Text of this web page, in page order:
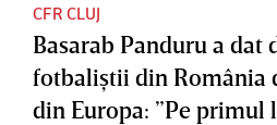
CFR CLUJ
Basarab Panduru a dat
fotbaliştii din România
din Europa: ”Pe primul